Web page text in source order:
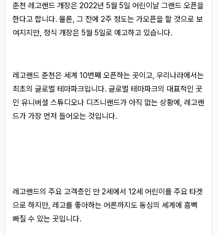
춘천 레고랜드 개장은 2022년 5월 5일 어린이날 그랜드 오픈을
한다고 합니다. 물론, 그 전에 2주 정도는 가오픈을 할 것으로 보
여지지만, 정식 개장은 5월 5일로 예고하고 있습니다.
레고랜드 춘천은 세계 10번째 오픈하는 곳이고, 우리나라에서는
최초의 글로벌 테마파크입니다. 글로벌 테마파크의 대표적인 곳
인 유니버셜 스튜디오나 디즈니랜드가 아직 없는 상황에, 레고랜
드가 가장 먼저 들어오는 것입니다.
레고랜드의 주요 고객층인 만 2세에서 12세 어린이를 주요 타겟
으로 하지만, 레고를 좋아하는 어른까지도 동심의 세계에 흠뻑
빠질 수 있는 곳입니다.